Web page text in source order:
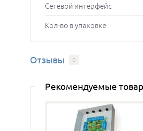
Сетевой интерфейс
Кол-во в упаковке
Отзывы 0
Рекомендуемые